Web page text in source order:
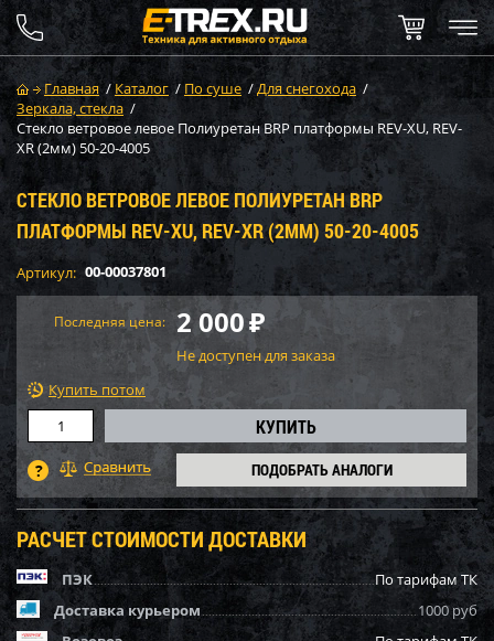
Главная / Каталог / По суше /Для снегохода /
Зеркала, стекла /
Стекло ветровое левое Полиуретан BRP платформы REV-XU, REV-
XR (2мм) 50-20-4005
СТЕКЛО ВЕТРОВОЕ ЛЕВОЕ ПОЛИУРЕТАН BRP
ПЛАТФОРМЫ REV-XU, REV-XR (2ММ) 50-20-4005
Артикул: 00-00037801
Последняя цена: 2 000₽
Не доступен для заказа
Купить потом
ПОДОБРАТЬ АНАЛОГИ
РАСЧЕТ СТОИМОСТИ ДОСТАВКИ
ПЭК
По тарифам ТК
Доставка курьером
1000 руб